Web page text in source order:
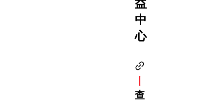
益
中
心
查